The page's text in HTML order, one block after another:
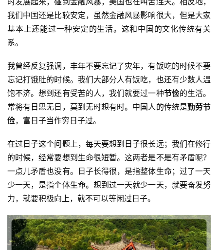
我们中国还是比较安定，虽然金融风暴影响很大，但是大家
基本上还能过一种安定的生活。这和中国的文化传统有关
系。
我曾经反复强调，丰年不要忘记了灾年，有饭吃的时候不要
忘记打饿肚的时候。我们大部分人有饭吃，也还有少数人温
饱不济。想到还有受苦的人，我们就要过一种节俭的生活。
常将有日思无日，莫到无时想有时。中国人的传统是勤劳节
俭，富日子当作穷日子过。
在过日子这个问题上，每天要想到日子很长远；我们在修行
的时候，经常要想到生命很短暂。这两者是不是有矛盾呢？
一点儿矛盾也没有。日子长得很，是指整体生命；过了一天
少一天，是指个体生命。想到过一天就少一天，就要奋发努
力，就要积极向上，就不可以等闲过日子。